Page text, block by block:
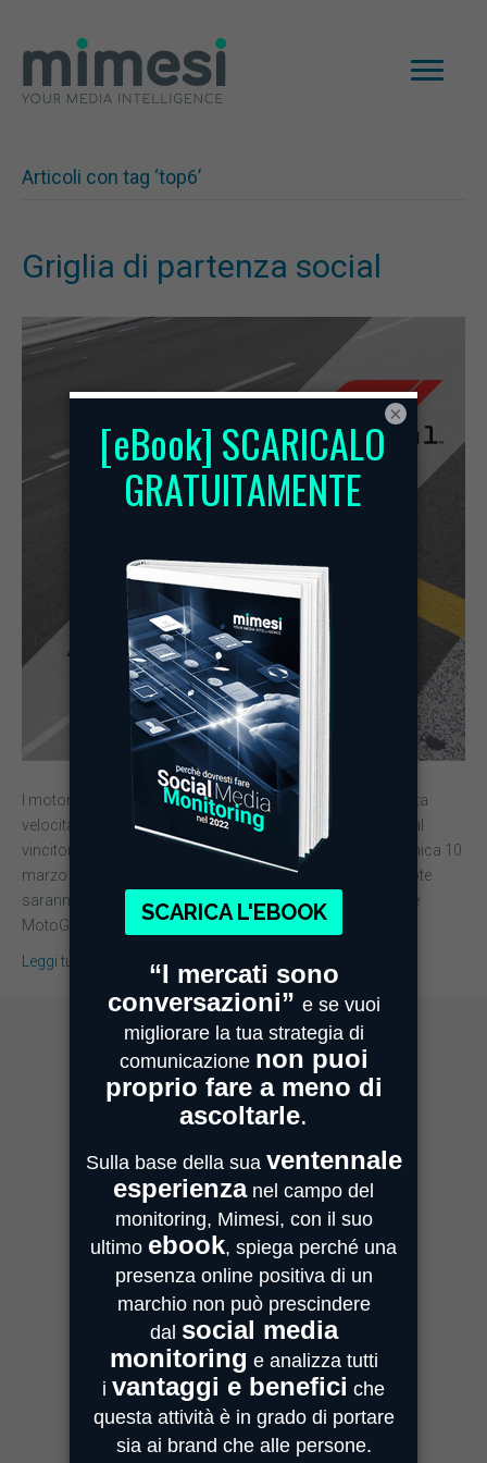
Articoli con tag ‘top6’
Griglia di partenza social
I motori sono accesi, le curve sono pronte per partire a tutta
velocità e lo champagne è fresco per essere consegnato al
vincitore. La stagione dei motori è pronta a partire e domenica 10
marzo dalla piccola penisola del Qatar i beniamini su 2 ruote
saranno pronti a contendersi il titolo mondiale della classe
MotoGP,…
Leggi tutto
MIMESI MILANO
Centro Direzionale Milanofiori
Strada 4, Palazzo A - Scala 2
20059 Assago
MIMESI PARMA
Sede Operativa
Strada Quarta, 6/1D
43100 Parma
MIMESI FORLÌ
Sede divisione Audio Video
Via Guido Bonali, 14
47121 Forlì
×